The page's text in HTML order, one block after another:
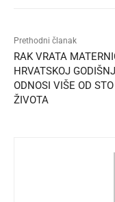
Prethodni članak
RAK VRATA
HRVATSKOJ
ODNOSI VIŠE OD STO
ŽIVOTA